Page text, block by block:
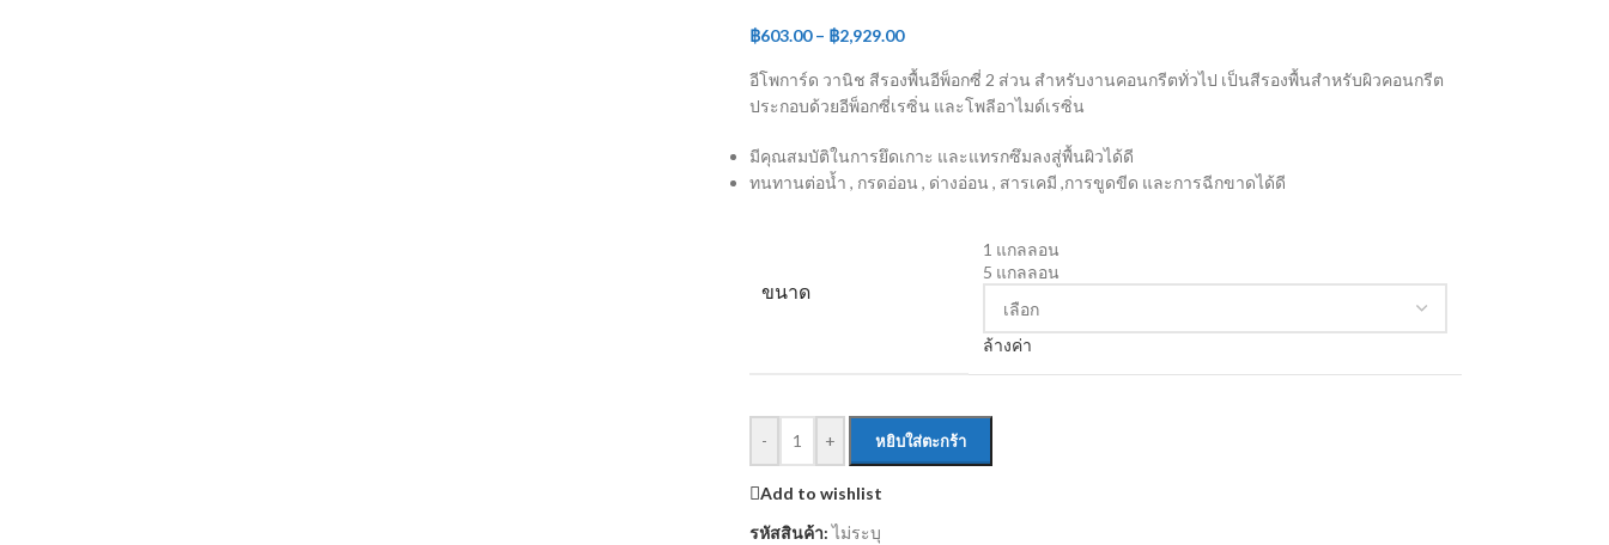
฿603.00 – ฿2,929.00
อีโพการ์ด วานิช สีรองพื้นอีพ็อกซี่ 2 ส่วน สำหรับงานคอนกรีตทั่วไป เป็นสีรองพื้นสำหรับผิวคอนกรีต
ประกอบด้วยอีพ็อกซี่เรซิ่น และโพลีอาไมด์เรซิ่น
มีคุณสมบัติในการยึดเกาะ และแทรกซึมลงสู่พื้นผิวได้ดี
ทนทานต่อน้ำ , กรดอ่อน , ด่างอ่อน , สารเคมี ,การขูดขีด และการฉีกขาดได้ดี
ขนาด
1 แกลลอน
5 แกลลอน
ล้างค่า
- + หยิบใส่ตะกร้า
Add to wishlist
รหัสสินค้า:ไม่ระบุ